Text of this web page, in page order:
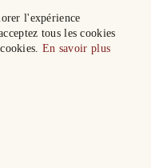
l'expérience
tous les cookies
En savoir plus